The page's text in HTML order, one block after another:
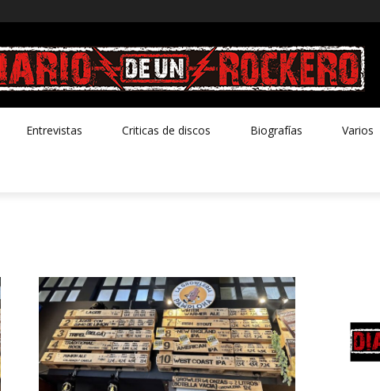
Entrevistas Criticas de discos Biografías Varios